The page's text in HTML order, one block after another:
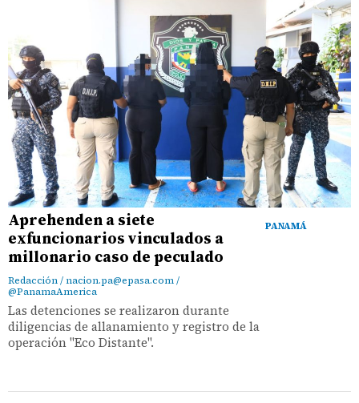
PANAMÁ
Aprehenden a siete
exfuncionarios vinculados a
millonario caso de peculado
Redacción / nacion.pa@epasa.com /
@PanamaAmerica
Las detenciones se realizaron durante
diligencias de allanamiento y registro de la
operación "Eco Distante".